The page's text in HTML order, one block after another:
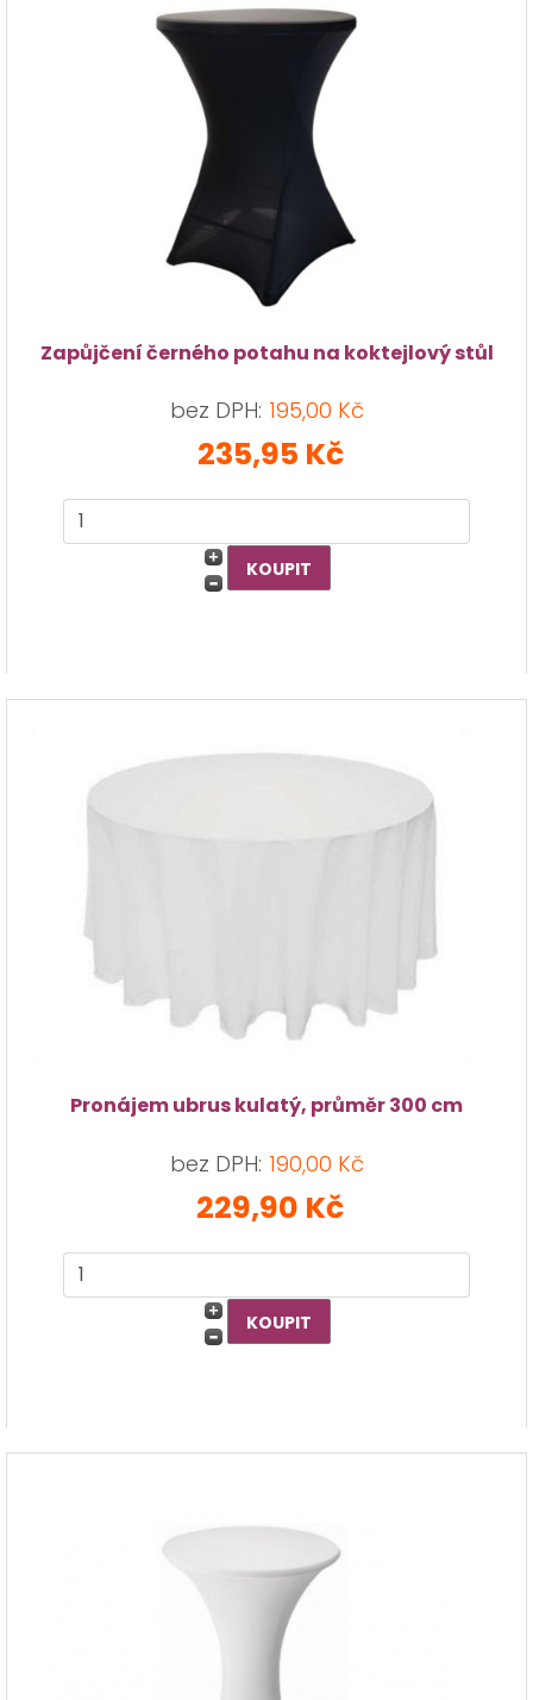
Zapůjčení černého potahu na koktejlový stůl
bez DPH: 195,00 Kč
235,95 Kč
Pronájem ubrus kulatý, průměr 300 cm
bez DPH: 190,00 Kč
229,90 Kč